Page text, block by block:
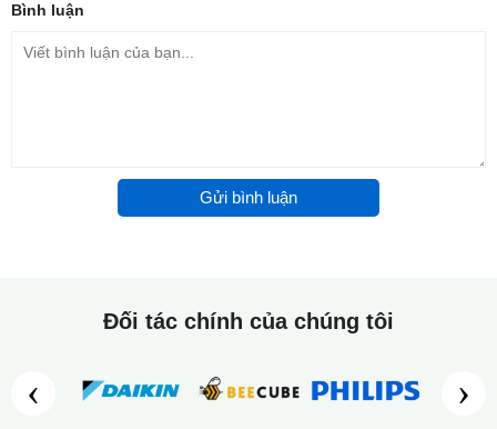
Bình luận
Gửi bình luận
Đối tác chính của chúng tôi
‹ ›